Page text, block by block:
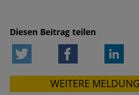
Diesen Beitrag teilen
Facebook
WEITERE